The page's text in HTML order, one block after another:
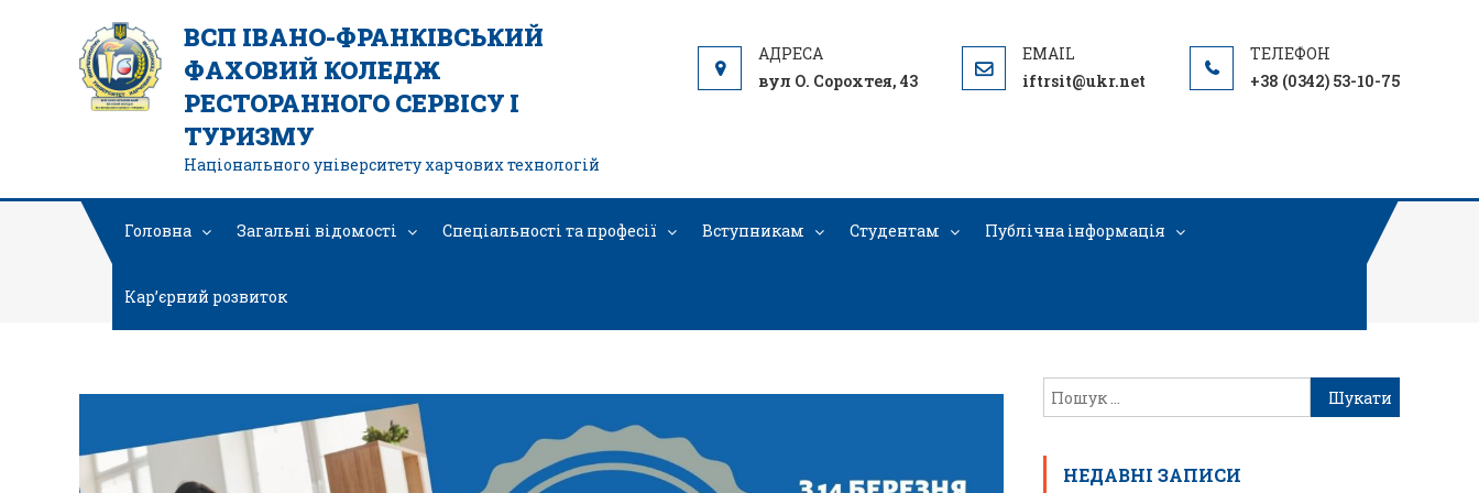
ВСП ІВАНО-ФРАНКІВСЬКИЙ
ФАХОВИЙ КОЛЕДЖ
РЕСТОРАННОГО СЕРВІСУ І
ТУРИЗМУ
Національного університету харчових технологій
вул О. Сорохтея, 43 iftrsit@ukr.net +38 (0342) 53-10-75
Головна Загальні відомості Спеціальності та професії Вступникам Студентам Публічна інформація
Кар’єрний розвиток
НЕДАВНІ ЗАПИСИ